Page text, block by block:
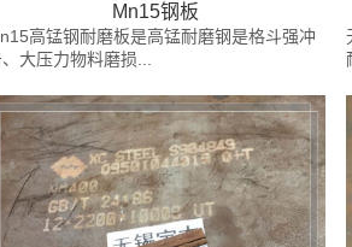
Mn15钢板
高锰钢耐磨板是高锰耐磨钢是格斗强冲
、大压力物料磨损...